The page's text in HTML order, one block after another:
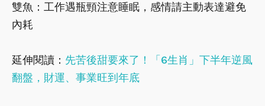
雙魚：工作遇瓶頸注意睡眠，感情請主動表達避免
內耗
延伸閱讀： 先苦後甜要來了！「6生肖」下半年逆風
翻盤，財運、事業旺到年底